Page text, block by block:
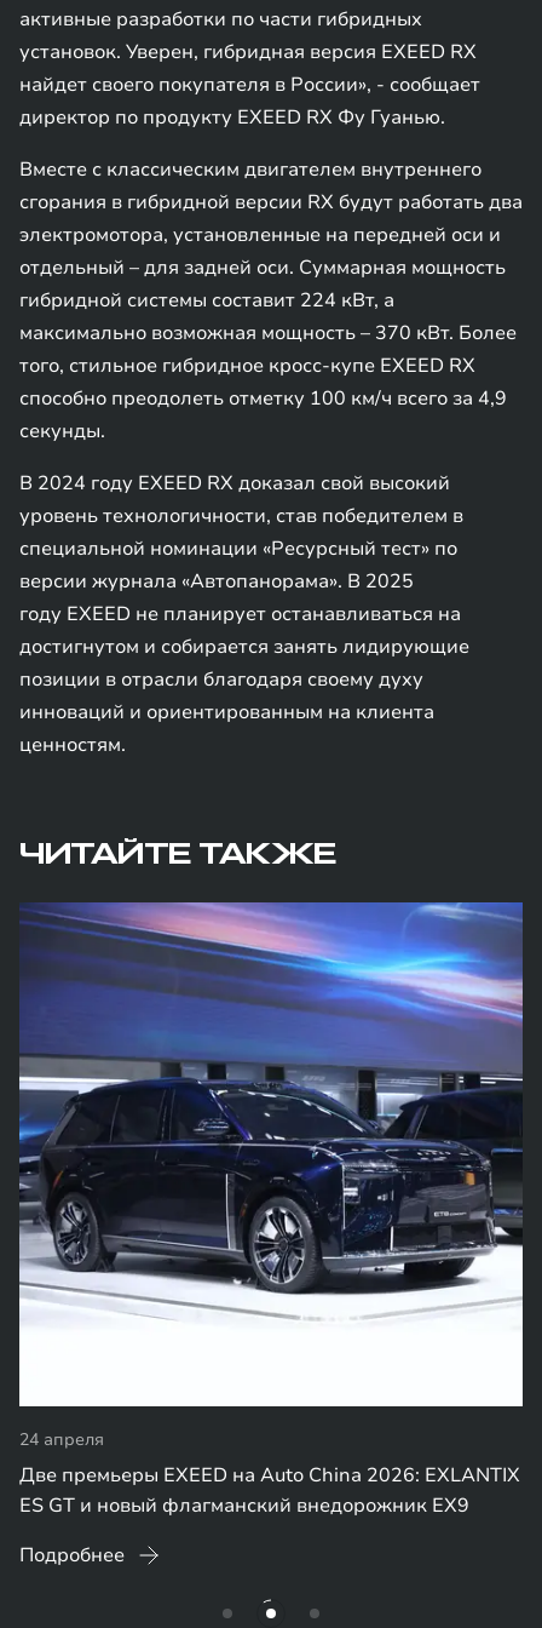
активные разработки по части гибридных
установок. Уверен, гибридная версия EXEED RX
найдет своего покупателя в России», - сообщает
директор по продукту EXEED RX Фу Гуанью.
Вместе с классическим двигателем внутреннего
сгорания в гибридной версии RX будут работать два
электромотора, установленные на передней оси и
отдельный – для задней оси. Суммарная мощность
гибридной системы составит 224 кВт, а
максимально возможная мощность – 370 кВт. Более
того, стильное гибридное кросс-купе EXEED RX
способно преодолеть отметку 100 км/ч всего за 4,9
секунды.
В 2024 году EXEED RX доказал свой высокий
уровень технологичности, став победителем в
специальной номинации «Ресурсный тест» по
версии журнала «Автопанорама». В 2025
году EXEED не планирует останавливаться на
достигнутом и собирается занять лидирующие
позиции в отрасли благодаря своему духу
инноваций и ориентированным на клиента
ценностям.
ЧИТАЙТЕ ТАКЖЕ
24 апреля
Две премьеры EXEED на Auto China 2026: EXLANTIX
ES GT и новый флагманский внедорожник EX9
Подробнее